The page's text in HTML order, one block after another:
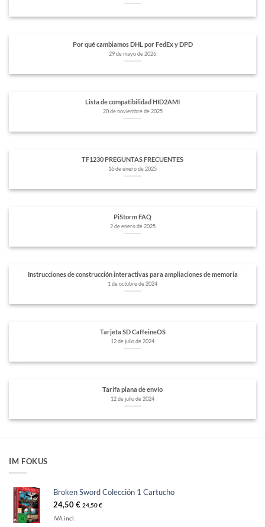
Por qué cambiamos DHL por FedEx y DPD
29 de mayo de 2026
Lista de compatibilidad HID2AMI
20 de noviembre de 2025
TF1230 PREGUNTAS FRECUENTES
16 de enero de 2025
PiStorm FAQ
2 de enero de 2025
Instrucciones de construcción interactivas para ampliaciones de memoria
1 de octubre de 2024
Tarjeta SD CaffeineOS
12 de julio de 2024
Tarifa plana de envío
12 de julio de 2024
IM FOKUS
Broken Sword Colección 1 Cartucho
24,50€ 24,50€
IVA incl.